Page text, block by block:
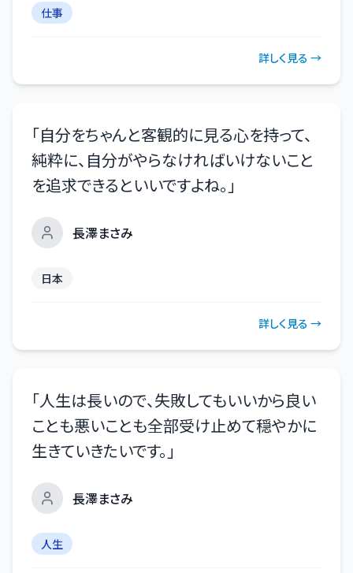
仕事
詳しく見る →
「自分をちゃんと客観的に見る心を持って、
純粋に、自分がやらなければいけないこと
を追求できるといいですよね。 」
長澤まさみ
日本
詳しく見る →
「人生は長いので、失敗してもいいから良い
ことも悪いことも全部受け止めて穏やかに
生きていきたいです。 」
長澤まさみ
人生